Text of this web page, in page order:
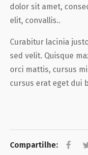
dolor sit amet,
elit, convallis..
Curabitur lacinia
sed velit. Quisque
orci mattis, cursus
cursus erat eget dui
Compartilhe: